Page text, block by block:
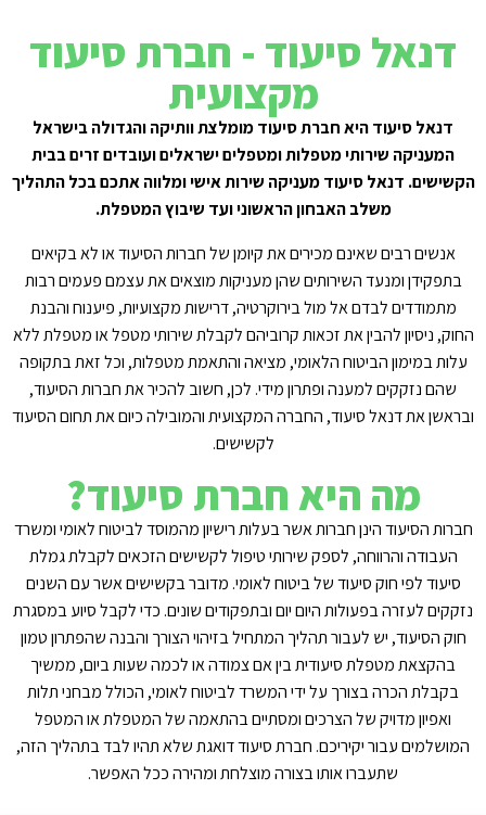
דנאל סיעוד - חברת סיעוד
מקצועית
דנאל סיעוד היא חברת סיעוד מומלצת וותיקה והגדולה בישראל
המעניקה שירותי מטפלות ומטפלים ישראלים ועובדים זרים בבית
הקשישים. דנאל סיעוד מעניקה שירות אישי ומלווה אתכם בכל התהליך
משלב האבחון הראשוני ועד שיבוץ המטפלת.
אנשים רבים שאינם מכירים את קיומן של חברות הסיעוד או לא בקיאים
בתפקידן ומנעד השירותים שהן מעניקות מוצאים את עצמם פעמים רבות
מתמודדים לבדם אל מול בירוקרטיה, דרישות מקצועיות, פיענוח והבנת
החוק, ניסיון להבין את זכאות קרוביהם לקבלת שירותי מטפל או מטפלת ללא
עלות במימון הביטוח הלאומי, מציאה והתאמת מטפלות, וכל זאת בתקופה
שהם נזקקים למענה ופתרון מידי. לכן, חשוב להכיר את חברות הסיעוד,
ובראשן את דנאל סיעוד, החברה המקצועית והמובילה כיום את תחום הסיעוד
לקשישים.
מה היא חברת סיעוד?
חברות הסיעוד הינן חברות אשר בעלות רישיון מהמוסד לביטוח לאומי ומשרד
העבודה והרווחה, לספק שירותי טיפול לקשישים הזכאים לקבלת גמלת
סיעוד לפי חוק סיעוד של ביטוח לאומי. מדובר בקשישים אשר עם השנים
נזקקים לעזרה בפעולות היום יום ובתפקודים שונים. כדי לקבל סיוע במסגרת
חוק הסיעוד, יש לעבור תהליך המתחיל בזיהוי הצורך והבנה שהפתרון טמון
בהקצאת מטפלת סיעודית בין אם צמודה או לכמה שעות ביום, ממשיך
בקבלת הכרה בצורך על ידי המשרד לביטוח לאומי, הכולל מבחני תלות
ואפיון מדויק של הצרכים ומסתיים בהתאמה של המטפלת או המטפל
המושלמים עבור יקיריכם. חברת סיעוד דואגת שלא תהיו לבד בתהליך הזה,
שתעברו אותו בצורה מוצלחת ומהירה ככל האפשר.